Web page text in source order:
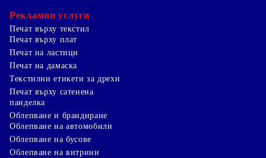
Рекламни услуги
Печат върху текстил
Печат върху плат
Печат на ластици
Печат на дамаска
Текстилни етикети за дрехи
Печат върху сатенена
панделка
Облепване и брандиране
Облепване на автомобили
Облепване на бусове
Облепване на витрини